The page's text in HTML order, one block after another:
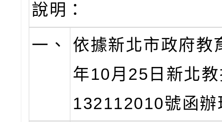
說明：
一、
依據新北市政府教
年10月25日新北
132112010號函辦